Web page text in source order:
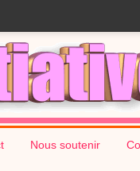
Nous soutenir